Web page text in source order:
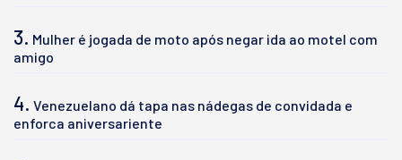
3. Mulher é jogada de moto após negar ida ao motel com
amigo
4. Venezuelano dá tapa nas nádegas de convidada e
enforca aniversariente